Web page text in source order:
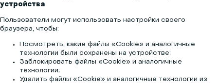
устройства
Пользователи могут использовать настройки своего
браузера, чтобы:
Посмотреть, какие файлы «Cookie» и аналогичные
технологии были сохранены на устройстве;
Заблокировать файлы «Cookie» и аналогичные
технологии;
Удалить файлы «Cookie» и аналогичные технологии из